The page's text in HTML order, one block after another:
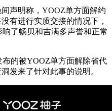
声明称，YOOZ单方面解约
有进行实质交接的情况下，
了畅贝和吉满多声誉和正常
的被YOOZ单方面解除省代
发来了针对此事的说明。